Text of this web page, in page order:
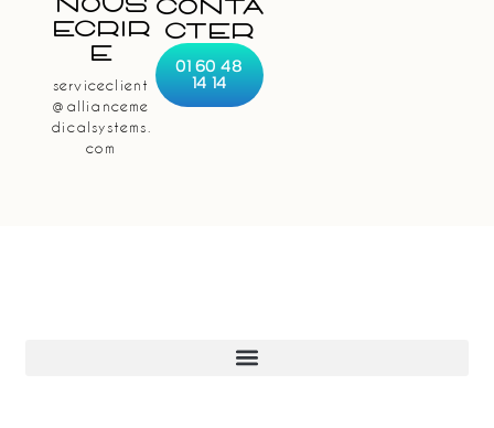
Nous
Écrir
E
serviceclient
@allianceme
dicalsystems.
com
CONTA
CTER
01 60 48
14 14